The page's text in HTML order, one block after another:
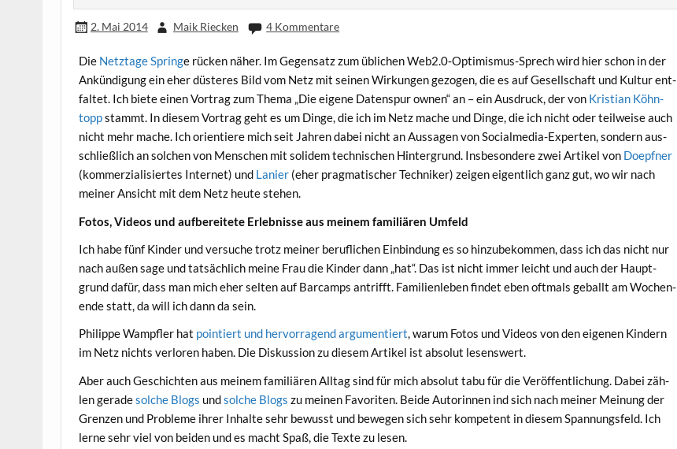
2. Mai 2014 Maik Riecken 4 Kommentare
Die Netz­ta­ge Springe rücken näher. Im Gegen­satz zum übli­chen Web2.0‑Optimismus-Sprech wird hier schon in der
Ankün­di­gung ein eher düs­te­res Bild vom Netz mit sei­nen Wir­kun­gen gezo­gen, die es auf Gesell­schaft und Kul­tur ent­
fal­tet. Ich bie­te einen Vor­trag zum The­ma „Die eige­ne Daten­spur ownen“ an – ein Aus­druck, der von Kris­ti­an Köhn­
toppstammt. In die­sem Vor­trag geht es um Din­ge, die ich im Netz mache und Din­ge, die ich nicht oder teil­wei­se auch
nicht mehr mache. Ich ori­en­tie­re mich seit Jah­ren dabei nicht an Aus­sa­gen von Social­me­dia-Exper­ten, son­dern aus­
schließ­lich an sol­chen von Men­schen mit soli­dem tech­ni­schen Hin­ter­grund. Ins­be­son­de­re zwei Arti­kel von Doepf­ner
(kom­mer­zia­li­sier­tes Inter­net) und Lanier (eher prag­ma­ti­scher Tech­ni­ker) zei­gen eigent­lich ganz gut, wo wir nach
mei­ner Ansicht mit dem Netz heu­te stehen.
Fotos, Vide­os und auf­be­rei­te­te Erleb­nis­se aus mei­nem fami­liä­ren Umfeld
Ich habe fünf Kin­der und ver­su­che trotz mei­ner beruf­li­chen Ein­bin­dung es so hin­zu­be­kom­men, dass ich das nicht nur
nach außen sage und tat­säch­lich mei­ne Frau die Kin­der dann „hat“. Das ist nicht immer leicht und auch der Haupt­
grund dafür, dass man mich eher sel­ten auf Bar­camps antrifft. Fami­li­en­le­ben fin­det eben oft­mals geballt am Wochen­
en­de statt, da will ich dann da sein.
Phil­ip­pe Wampf­ler hat poin­tiert und her­vor­ra­gend argu­men­tiert, war­um Fotos und Vide­os von den eige­nen Kin­dern
im Netz nichts ver­lo­ren haben. Die Dis­kus­si­on zu die­sem Arti­kel ist abso­lut lesenswert.
Aber auch Geschich­ten aus mei­nem fami­liä­ren All­tag sind für mich abso­lut tabu für die Ver­öf­fent­li­chung. Dabei zäh­
len gera­desol­che Blogs undsol­che Blogs zu mei­nen Favo­ri­ten. Bei­de Autorin­nen ind sich nach mei­ner Mei­nung der
Gren­zen und Pro­ble­me ihrer Inhal­te sehr bewusst und bewe­gen sich sehr kom­pe­tent in die­sem Span­nungs­feld. Ich
ler­ne sehr viel von bei­den und es macht Spaß, die Tex­te zu lesen.